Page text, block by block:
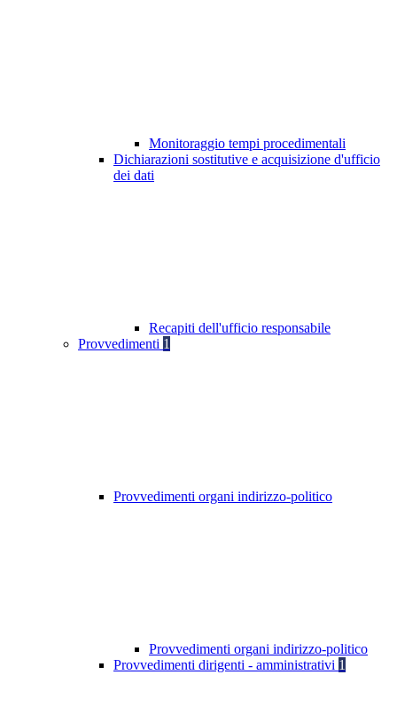
Monitoraggio tempi procedimentali
Dichiarazioni sostitutive e acquisizione d'ufficio
dei dati
Recapiti dell'ufficio responsabile
Provvedimenti 1
Provvedimenti organi indirizzo-politico
Provvedimenti organi indirizzo-politico
Provvedimenti dirigenti - amministrativi 1